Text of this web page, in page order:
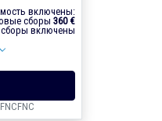
включены:
сборы 360 €
включены